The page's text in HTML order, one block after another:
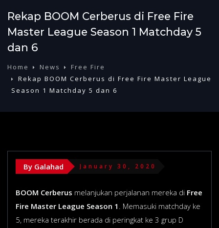
Rekap BOOM Cerberus di Free Fire
Master League Season 1 Matchday 5
dan 6
Home News
Free Fire
Rekap BOOM Cerberus di Free Fire Master League
Season 1 Matchday 5 dan 6
By Galahad January 30, 2020
BOOM Cerberus melanjukan perjalanan mereka di Free
Fire Master League Season 1 . Memasuki matchday ke
5, mereka terakhir berada di peringkat ke 3 grup D